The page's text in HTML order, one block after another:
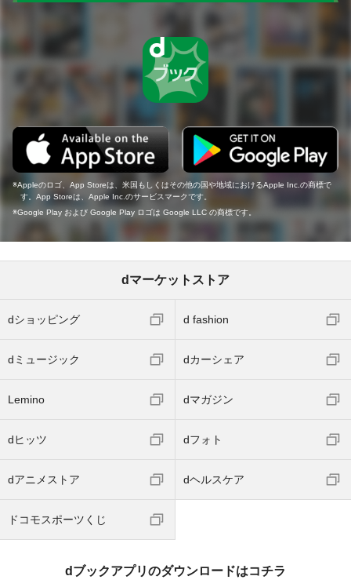
Appleのロゴ、App Storeは、米国もしくはその他の国や地域におけるApple Inc.の商標で
す。App Storeは、Apple Inc.のサービスマークです。
Google Play および Google Play ロゴは Google LLC の商標です。
dマーケットストア
dショッピング d fashion
dミュージック dカーシェア
Lemino dマガジン
dヒッツ dフォト
dアニメストア dヘルスケア
ドコモスポーツくじ
dブックアプリのダウンロードはコチラ